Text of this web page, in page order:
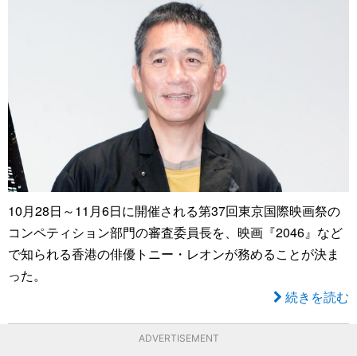
10月28日～11月6日に開催される第37回東京国際映画祭の
コンペティション部門の審査委員長を、映画『2046』など
で知られる香港の俳優トニー・レオンが務めることが決ま
った。
続きを読む
ADVERTISEMENT